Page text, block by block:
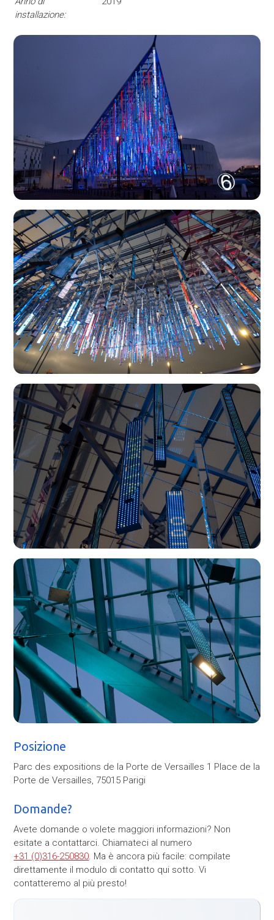
installazione:
Posizione
Parc des expositions de la Porte de Versailles 1 Place de la
Porte de Versailles, 75015 Parigi
Domande?
Avete domande o volete maggiori informazioni? Non
esitate a contattarci. Chiamateci al numero
+31 (0)316-250830. Ma è ancora più facile: compilate
direttamente il modulo di contatto qui sotto. Vi
contatteremo al più presto!